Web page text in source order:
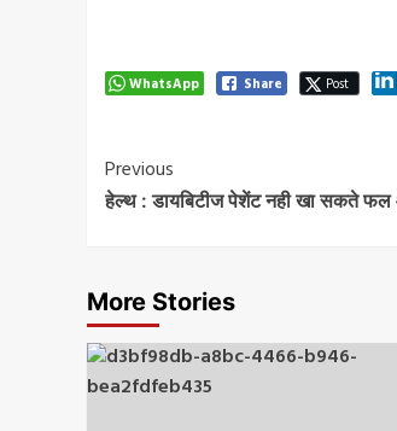
WhatsApp Share Post
Post
Navigation
Previous
हेल्थ : डायबिटीज पेशेंट नही खा सकते
More Stories